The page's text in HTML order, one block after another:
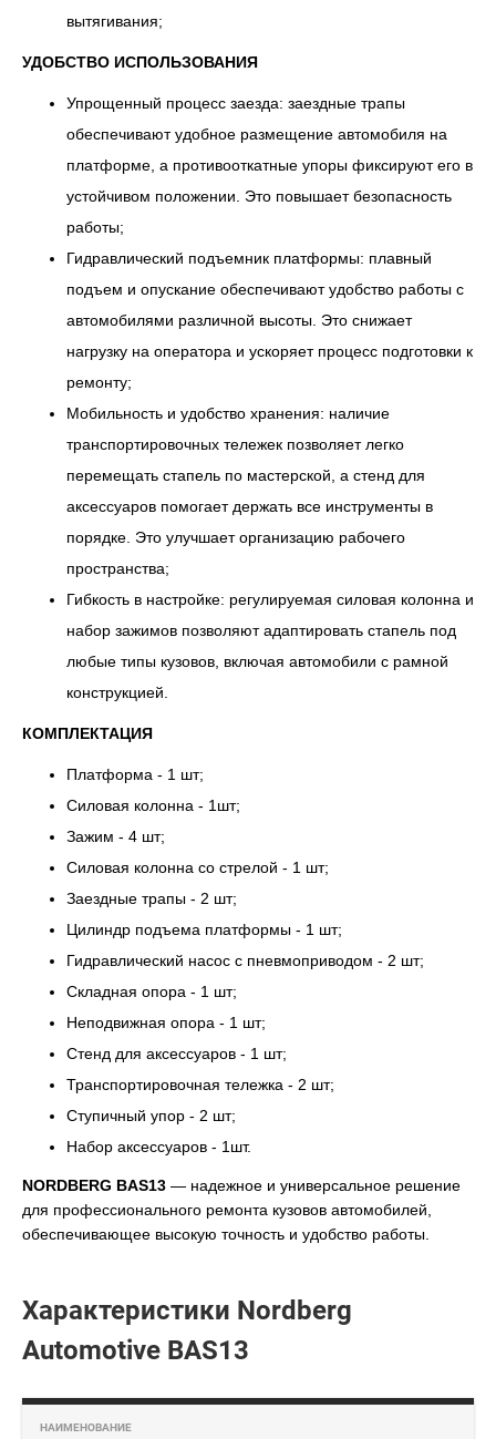
вытягивания;
УДОБСТВО ИСПОЛЬЗОВАНИЯ
Упрощенный процесс заезда: заездные трапы
обеспечивают удобное размещение автомобиля на
платформе, а противооткатные упоры фиксируют его в
устойчивом положении. Это повышает безопасность
работы;
Гидравлический подъемник платформы: плавный
подъем и опускание обеспечивают удобство работы с
автомобилями различной высоты. Это снижает
нагрузку на оператора и ускоряет процесс подготовки к
ремонту;
Мобильность и удобство хранения: наличие
транспортировочных тележек позволяет легко
перемещать стапель по мастерской, а стенд для
аксессуаров помогает держать все инструменты в
порядке. Это улучшает организацию рабочего
пространства;
Гибкость в настройке: регулируемая силовая колонна и
набор зажимов позволяют адаптировать стапель под
любые типы кузовов, включая автомобили с рамной
конструкцией.
КОМПЛЕКТАЦИЯ
Платформа - 1 шт;
Силовая колонна - 1шт;
Зажим - 4 шт;
Силовая колонна со стрелой - 1 шт;
Заездные трапы - 2 шт;
Цилиндр подъема платформы - 1 шт;
Гидравлический насос с пневмоприводом - 2 шт;
Складная опора - 1 шт;
Неподвижная опора - 1 шт;
Стенд для аксессуаров - 1 шт;
Транспортировочная тележка - 2 шт;
Ступичный упор - 2 шт;
Набор аксессуаров - 1шт.
NORDBERG BAS13 — надежное и универсальное решение
для профессионального ремонта кузовов автомобилей,
обеспечивающее высокую точность и удобство работы.
Характеристики Nordberg
Automotive BAS13